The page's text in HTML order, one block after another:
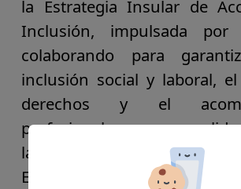
la Estrategia Insular de
Inclusión, impulsada por
colaborando para
inclusión social y laboral,
derechos y el
profesionalsean una
las
nuevas demandas de la
El consejero de